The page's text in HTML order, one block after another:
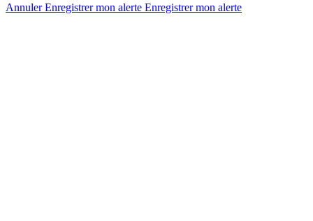
AnnulerEnregistrer mon alerte Enregistrermon alerte